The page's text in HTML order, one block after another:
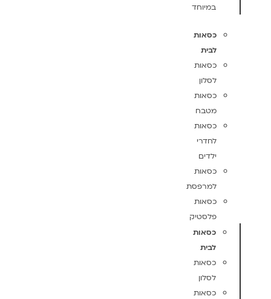
במיוחד
כסאות
לבית
כסאות
לסלון
כסאות
מטבח
כסאות
לחדרי
ילדים
כסאות
למרפסת
כסאות
פלסטיק
כסאות
לבית
כסאות
לסלון
כסאות